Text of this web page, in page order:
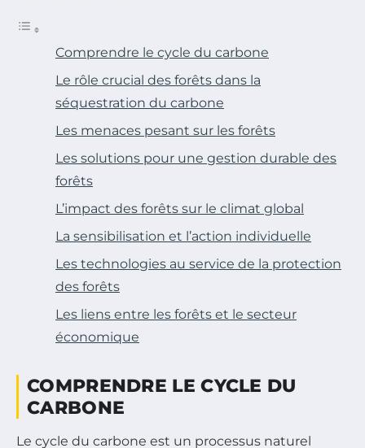
Comprendre le cycle du carbone
Le rôle crucial des forêts dans la
séquestration du carbone
Les menaces pesant sur les forêts
Les solutions pour une gestion durable des
forêts
L’impact des forêts sur le climat global
La sensibilisation et l’action individuelle
Les technologies au service de la protection
des forêts
Les liens entre les forêts et le secteur
économique
COMPRENDRE LE CYCLE DU
CARBONE
Le cycle du carbone est un processus naturel